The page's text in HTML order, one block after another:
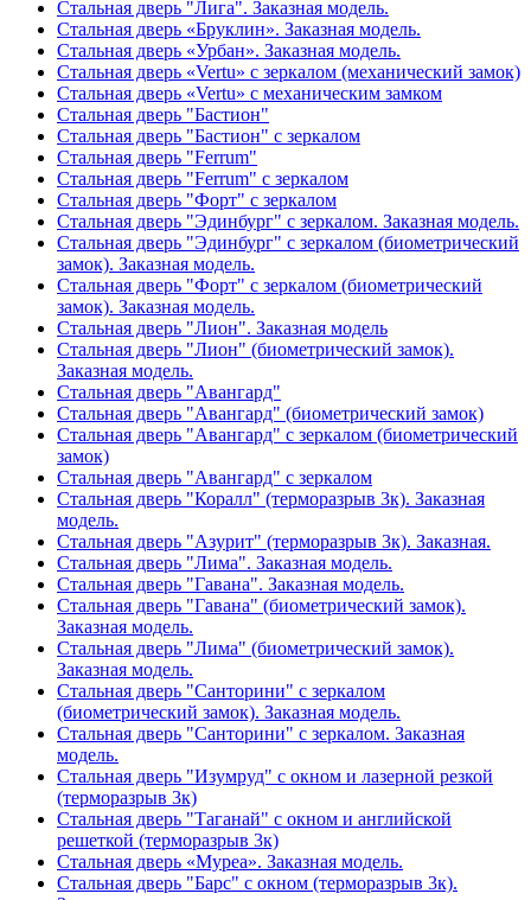
Стальная дверь "Лига". Заказная модель.
Стальная дверь «Бруклин». Заказная модель.
Стальная дверь «Урбан». Заказная модель.
Стальная дверь «Vertu» с зеркалом (механический замок)
Стальная дверь «Vertu» с механическим замком
Стальная дверь "Бастион"
Стальная дверь "Бастион" с зеркалом
Стальная дверь "Ferrum"
Стальная дверь "Ferrum" с зеркалом
Стальная дверь "Форт" с зеркалом
Стальная дверь "Эдинбург" с зеркалом. Заказная модель.
Стальная дверь "Эдинбург" с зеркалом (биометрический
замок). Заказная модель.
Стальная дверь "Форт" с зеркалом (биометрический
замок). Заказная модель.
Стальная дверь "Лион". Заказная модель
Стальная дверь "Лион" (биометрический замок).
Заказная модель.
Стальная дверь "Авангард"
Стальная дверь "Авангард" (биометрический замок)
Стальная дверь "Авангард" с зеркалом (биометрический
замок)
Стальная дверь "Авангард" с зеркалом
Стальная дверь "Коралл" (терморазрыв 3к). Заказная
модель.
Стальная дверь "Азурит" (терморазрыв 3к). Заказная.
Стальная дверь "Лима". Заказная модель.
Стальная дверь "Гавана". Заказная модель.
Стальная дверь "Гавана" (биометрический замок).
Заказная модель.
Стальная дверь "Лима" (биометрический замок).
Заказная модель.
Стальная дверь "Санторини" с зеркалом
(биометрический замок). Заказная модель.
Стальная дверь "Санторини" с зеркалом. Заказная
модель.
Стальная дверь "Изумруд" с окном и лазерной резкой
(терморазрыв 3к)
Стальная дверь "Таганай" с окном и английской
решеткой (терморазрыв 3к)
Стальная дверь «Муреа». Заказная модель.
Стальная дверь "Барс" с окном (терморазрыв 3к).